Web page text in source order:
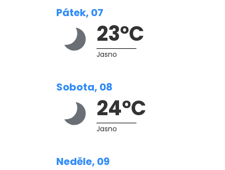
Pátek, 07
23°C
Jasno
Sobota, 08
24°C
Jasno
Neděle, 09